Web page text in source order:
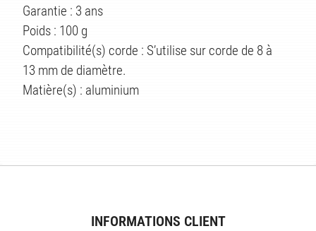
Garantie : 3 ans
Poids : 100 g
Compatibilité(s) corde : S’utilise sur corde de 8 à
13 mm de diamètre.
Matière(s) : aluminium
INFORMATIONS CLIENT